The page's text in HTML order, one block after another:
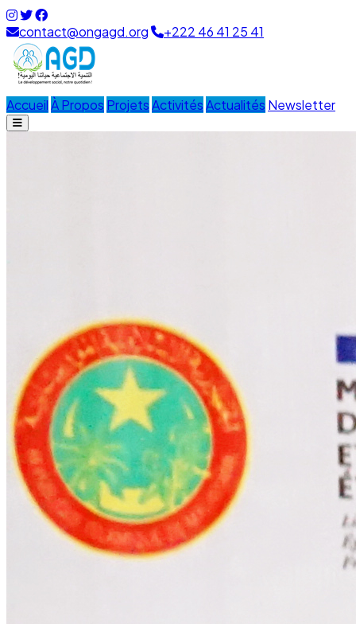
contact@ongagd.org +222 46 41 25 41
AccueilÀ Propos ProjetsActivitésActualités Newsletter